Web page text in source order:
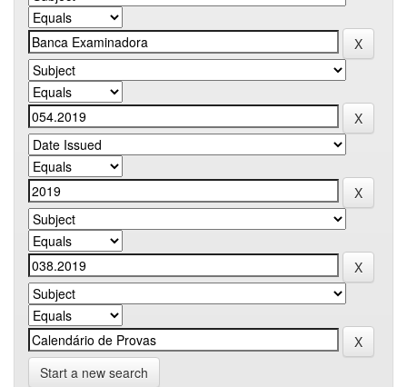
Start a new search